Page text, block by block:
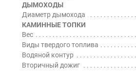
ДЫМОХОДЫ
Диаметр дымохода
КАМИННЫЕ ТОПКИ
Вес
Виды твердого топлива
Водяной контур
Вторичный дожиг